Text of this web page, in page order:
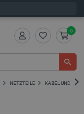
0
NETZTEILE KABEL UND